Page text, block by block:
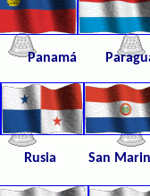
Panamá
Rusia San